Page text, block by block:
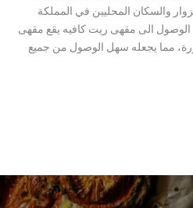
والسكان المحليين في المملكة
الوصول الى مقهى ريت كافيه يقع مقهى
مما يجعله سهل الوصول من جميع